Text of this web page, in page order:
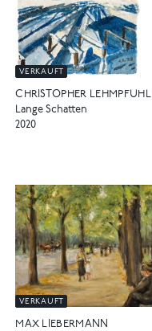
VERKAUFT
CHRISTOPHER LEHMPFUHL
Lange Schatten
2020
VERKAUFT
MAX LIEBERMANN